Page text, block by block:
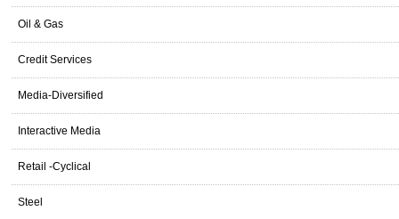
Oil & Gas
Credit Services
Media-Diversified
Interactive Media
Retail -Cyclical
Steel